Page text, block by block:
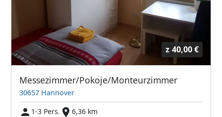
z 40,00 €
Messezimmer/Pokoje/Monteurzimmer
30657 Hannover
1-3 Pers.
6,36 km